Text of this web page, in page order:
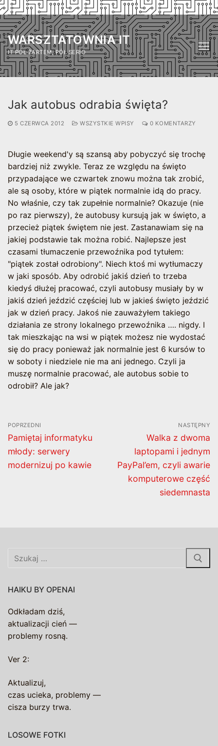
Przejdź
do
treści
WARSZTATOWNIA IT
IT PÓŁ ŻARTEM, PÓŁ SERIO
Jak autobus odrabia święta?
5 CZERWCA 2012 WSZYSTKIE WPISY 0 KOMENTARZY
Długie weekend'y są szansą aby pobyczyć się trochę
bardziej niż zwykle. Teraz ze względu na święto
przypadające we czwartek znowu można tak zrobić,
ale są osoby, które w piątek normalnie idą do pracy.
No właśnie, czy tak zupełnie normalnie? Okazuje (nie
po raz pierwszy), że autobusy kursują jak w święto, a
przecież piątek świętem nie jest. Zastanawiam się na
jakiej podstawie tak można robić. Najlepsze jest
czasami tłumaczenie przewoźnika pod tytułem:
"piątek został odrobiony". Niech ktoś mi wytłumaczy
w jaki sposób. Aby odrobić jakiś dzień to trzeba
kiedyś dłużej pracować, czyli autobusy musiały by w
jakiś dzień jeździć częściej lub w jakieś święto jeździć
jak w dzień pracy. Jakoś nie zauważyłem takiego
działania ze strony lokalnego przewoźnika …. nigdy. I
tak mieszkając na wsi w piątek możesz nie wydostać
się do pracy ponieważ jak normalnie jest 6 kursów to
w soboty i niedziele nie ma ani jednego. Czyli ja
muszę normalnie pracować, ale autobus sobie to
odrobił? Ale jak?
Nawigacja
wpisu
POPRZEDNI
Poprzedni
wpis:
Pamiętaj informatyku
młody: serwery
modernizuj po kawie
NASTĘPNY
Następny
wpis:
Walka z dwoma
laptopami i jednym
PayPal’em, czyli awarie
komputerowe część
siedemnasta
Szukaj:
HAIKU BY OPENAI
Odkładam dziś,
aktualizacji cień —
problemy rosną.
Ver 2:
Aktualizuj,
czas ucieka, problemy —
cisza burzy trwa.
LOSOWE FOTKI